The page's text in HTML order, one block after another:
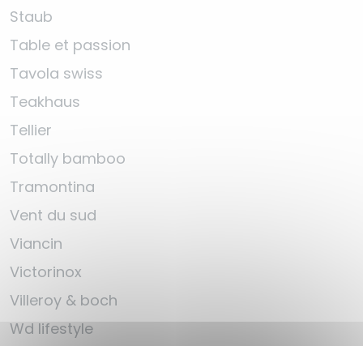
Staub
Table et passion
Tavola swiss
Teakhaus
Tellier
Totally bamboo
Tramontina
Vent du sud
Viancin
Victorinox
Villeroy & boch
Wd lifestyle